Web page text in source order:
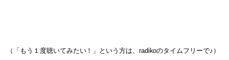
（「もう１度聴いてみたい！」という方は、radikoのタイムフリーで♪）